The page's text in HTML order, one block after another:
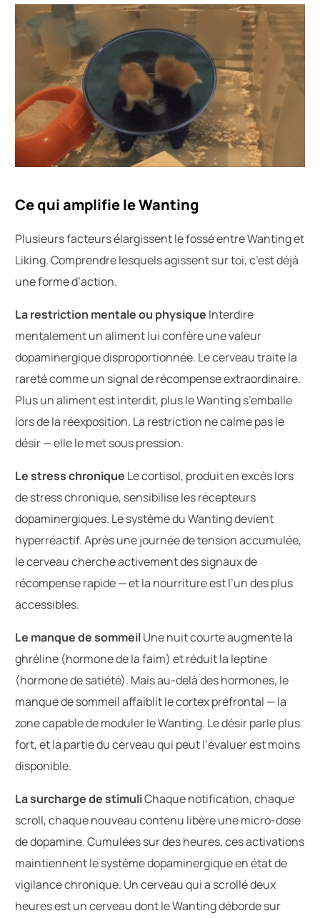
Ce qui amplifie le Wanting
Plusieurs facteurs élargissent le fossé entre Wanting et
Liking. Comprendre lesquels agissent sur toi, c’est déjà
une forme d’action.
La restriction mentale ou physique Interdire
mentalement un aliment lui confère une valeur
dopaminergique disproportionnée. Le cerveau traite la
rareté comme un signal de récompense extraordinaire.
Plus un aliment est interdit, plus le Wanting s’emballe
lors de la réexposition. La restriction ne calme pas le
désir — elle le met sous pression.
Le stress chronique Le cortisol, produit en excès lors
de stress chronique, sensibilise les récepteurs
dopaminergiques. Le système du Wanting devient
hyperréactif. Après une journée de tension accumulée,
le cerveau cherche activement des signaux de
récompense rapide — et la nourriture est l’un des plus
accessibles.
Le manque de sommeilUne nuit courte augmente la
ghréline (hormone de la faim) et réduit la leptine
(hormone de satiété). Mais au-delà des hormones, le
manque de sommeil affaiblit le cortex préfrontal — la
zone capable de moduler le Wanting. Le désir parle plus
fort, et la partie du cerveau qui peut l’évaluer est moins
disponible.
La surcharge de stimuliChaque notification, chaque
scroll, chaque nouveau contenu libère une micro-dose
de dopamine. Cumulées sur des heures, ces activations
maintiennent le système dopaminergique en état de
vigilance chronique. Un cerveau qui a scrollé deux
heures est un cerveau dont le Wanting déborde sur